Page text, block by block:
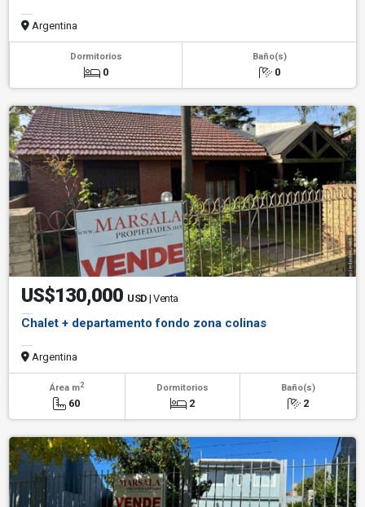
Argentina
Dormitorios
0
Baño(s)
0
US$130,000 USD | Venta
Chalet + departamento fondo zona colinas
Argentina
Área m2
60
Dormitorios
2
Baño(s)
2